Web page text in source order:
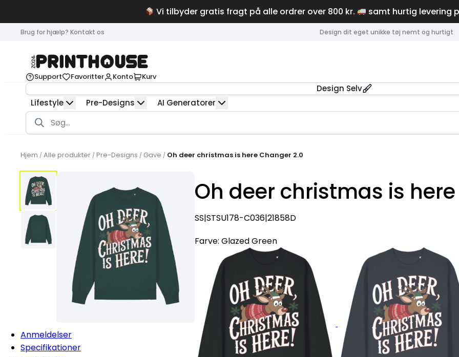
Vi tilbyder gratis fragt på alle ordrer over 800 kr. samt hurtig levering
Brug for hjælp? Kontakt os Design dit eget unikke tøj nemt og hurtigt
Support Favoritter Konto Kurv
Design Selv
Lifestyle
Pre-Designs AI Generatorer
Products
search
Hjem / Alle produkter / Pre-Designs / Gave / Oh deer christmas is here Changer 2.0
Anmeldelser
Specifikationer
Oh deer christmas is
SS|STSU178-C036|21858D
Farve:Glazed Green